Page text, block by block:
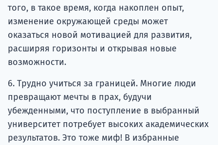
того, в такое время, когда накоплен опыт,
изменение окружающей среды может
оказаться новой мотивацией для развития,
расширяя горизонты и открывая новые
возможности.
6. Трудно учиться за границей. Многие люди
превращают мечты в прах, будучи
убежденными, что поступление в выбранный
университет потребует высоких академических
результатов. Это тоже миф! В избранные